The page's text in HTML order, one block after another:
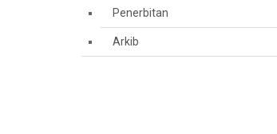
Penerbitan
Arkib